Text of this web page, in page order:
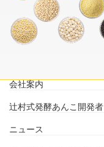
会社案内
辻村式発酵あんこ開発者
ニュース